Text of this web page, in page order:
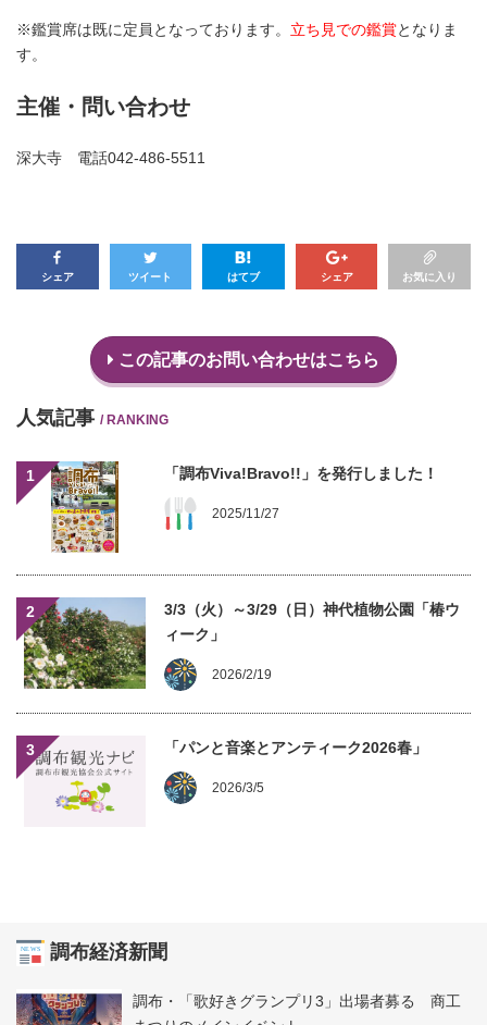
※鑑賞席は既に定員となっております。 立ち見での鑑賞となりま
す。
主催・問い合わせ
深大寺 電話042-486-5511
シェア ツイート はてブ シェア お気に入り
この記事のお問い合わせはこちら
人気記事 / RANKING
1 「調布Viva!Bravo!!」を発行しました！
2025/11/27
2
3/3（火）～3/29（日）神代植物公園「椿ウ
ィーク」
2026/2/19
3 「パンと音楽とアンティーク2026春」
2026/3/5
調布経済新聞
調布・「歌好きグランプリ3」出場者募る 商工